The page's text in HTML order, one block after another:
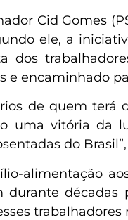
Cid Gomes
ele, a
dos
e encaminhado
de quem terá
uma vitória da
do
alimentação
décadas